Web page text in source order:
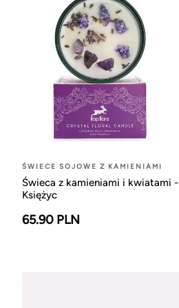
ŚWIECE SOJOWE Z KAMIENIAMI
Świeca z kamieniami i kwiatami -
Księżyc
65.90 PLN